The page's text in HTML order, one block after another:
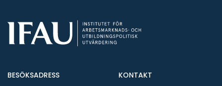
BESÖKSADRESS KONTAKT